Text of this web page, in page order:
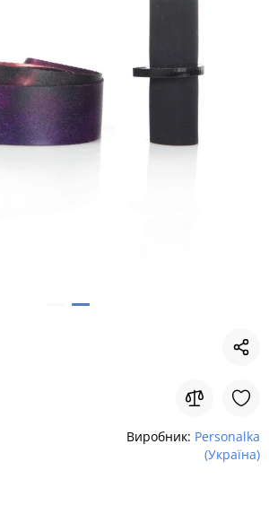
Виробник: Personalka
(Україна)